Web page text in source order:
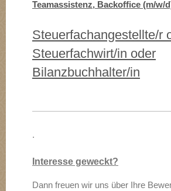
Teamassistenz, Backoffice (m/w/
Steuerfachangestellte/r
Steuerfachwirt/in oder
Bilanzbuchhalter/in
.
Interesse geweckt?
Dann freuen wir uns über Ihre